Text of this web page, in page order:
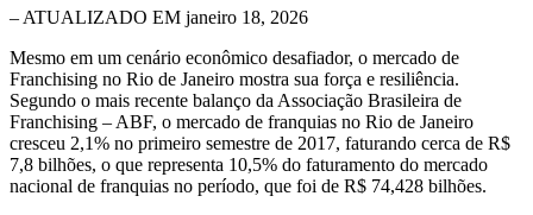
– ATUALIZADO EM janeiro 18, 2026
Mesmo em um cenário econômico desafiador, o mercado de
Franchising no Rio de Janeiro mostra sua força e resiliência.
Segundo o mais recente balanço da Associação Brasileira de
Franchising – ABF, o mercado de franquias no Rio de Janeiro
cresceu 2,1% no primeiro semestre de 2017, faturando cerca de R$
7,8 bilhões, o que representa 10,5% do faturamento do mercado
nacional de franquias no período, que foi de R$ 74,428 bilhões.